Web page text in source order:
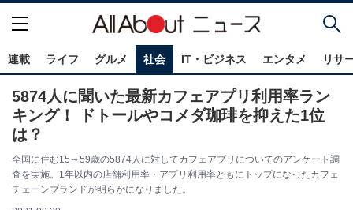
連載 ライフ グルメ 社会 IT・ビジネス エンタメ リサ
5874人に聞いた最新カフェアプリ利用率ラン
キング！ ドトールやコメダ珈琲を抑えた1位
は？
全国に住む15～59歳の5874人に対してカフェアプリについてのアンケート調
査を実施。1年以内の店舗利用率・アプリ利用率ともにトップになったカフェ
チェーンブランドが明らかになりました。